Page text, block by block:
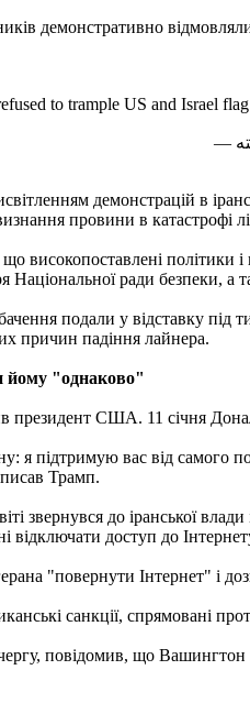
демонстративно
to trample US and Israel flag
демонстрацій в
провини в катастрофі
високопоставлені політики і
ради безпеки, а
подали у відставку
причин падіння лайнера.
йому "однаково"
президент США. 11 січня
я підтримую вас від самого
Трамп.
звернувся до іранської
доступ до
"повернути Інтернет" і
санкції, спрямовані
повідомив, що Вашингтон